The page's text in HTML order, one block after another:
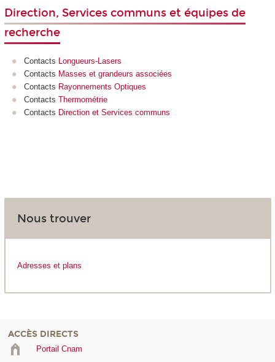
Direction, Services communs et équipes de
recherche
Contacts
Longueurs-Lasers
Contacts Masses et grandeurs associées
Contacts Rayonnements Optiques
Contacts Thermométrie
Contacts Direction et Services communs
Nous trouver
Adresses et plans
ACCÈS DIRECTS
Portail Cnam